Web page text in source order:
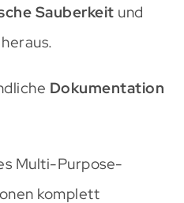
Sauberkeit und
heraus.
Dokumentation
Multi-Purpose-
komplett